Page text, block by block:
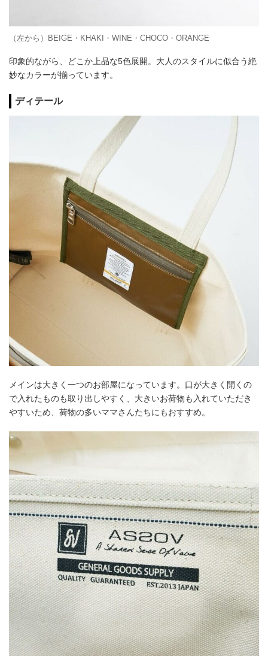
（左から）BEIGE・KHAKI・WINE・CHOCO・ORANGE
印象的ながら、どこか上品な5色展開。大人のスタイルに似合う絶
妙なカラーが揃っています。
ディテール
メインは大きく一つのお部屋になっています。口が大きく開くの
で入れたものも取り出しやすく、大きいお荷物も入れていただき
やすいため、荷物の多いママさんたちにもおすすめ。